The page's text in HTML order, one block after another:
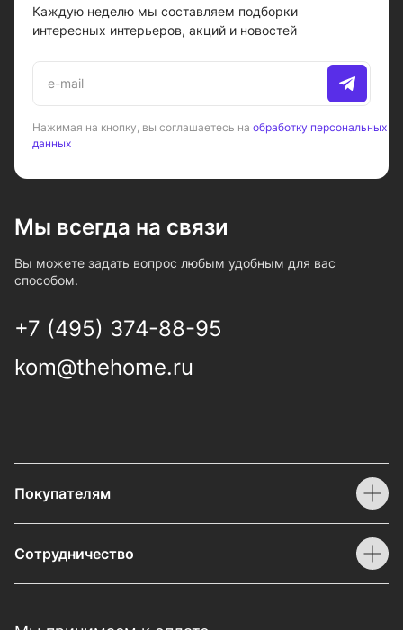
Каждую неделю мы составляем подборки
интересных интерьеров, акций и новостей
Нажимая на кнопку, вы соглашаетесь на обработку персональных
данных
Мы всегда на связи
Вы можете задать вопрос любым удобным для вас
способом.
+7 (495) 374-88-95
kom@thehome.ru
Покупателям
Сотрудничество